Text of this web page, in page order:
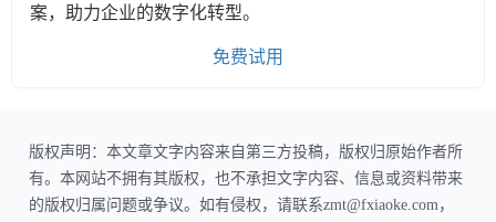
案，助力企业的数字化转型。
免费试用
版权声明：本文章文字内容来自第三方投稿，版权归原始作者所
有。本网站不拥有其版权，也不承担文字内容、信息或资料带来
的版权归属问题或争议。如有侵权，请联系zmt@fxiaoke.com，